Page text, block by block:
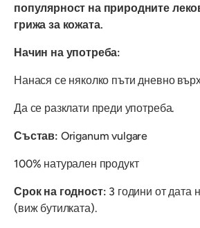
популярност на природните
грижа за кожата.
Начин на употреба:
Нанася се няколко пъти дневно
Да се разклати преди употреба.
Състав: Origanum vulgare
100% натурален продукт
Срок на годност: 3 години от дата
(виж бутилката).